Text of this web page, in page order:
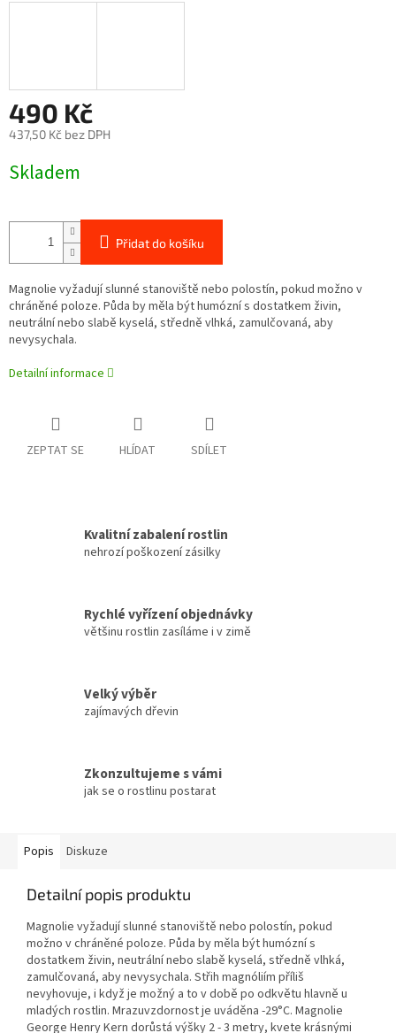
490 Kč
437,50 Kč bez DPH
cena:
Skladem
Přidat do košíku
Magnolie vyžadují slunné stanoviště nebo polostín, pokud možno v
chráněné poloze. Půda by měla být humózní s dostatkem živin,
neutrální nebo slabě kyselá, středně vlhká, zamulčovaná, aby
nevysychala.
Detailní informace
ZEPTAT SE HLÍDAT SDÍLET
Kvalitní zabalení rostlin
nehrozí poškození zásilky
Rychlé vyřízení objednávky
většinu rostlin zasíláme i v zimě
Velký výběr
zajímavých dřevin
Zkonzultujeme s vámi
jak se o rostlinu postarat
Popis Diskuze
Detailní popis produktu
Magnolie vyžadují slunné stanoviště nebo polostín, pokud
možno v chráněné poloze. Půda by měla být humózní s
dostatkem živin, neutrální nebo slabě kyselá, středně vlhká,
zamulčovaná, aby nevysychala. Střih magnóliím příliš
nevyhovuje, i když je možný a to v době po odkvětu hlavně u
mladých rostlin. Mrazuvzdornost je uváděna -29°C. Magnolie
George Henry Kern dorůstá výšky 2 - 3 metry, kvete krásnými